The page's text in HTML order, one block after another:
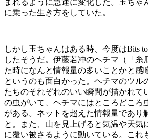
まれるように急速に変化した。玉ちゃ
に乗った生き方をしていた。
しかし玉ちゃんはある時、今度はBits
したそうだ。伊藤若冲のヘチマ（「糸
た時になんと情報量の多いことかと感
というのも面白かった。ヘチマのツル
たちのそれぞれのいい瞬間が描かれて
の虫がいて、ヘチマにはところどころ
がある。ネットを超えた情報量であり
と。また、山を見上げると気温や天気
に覆い被さるように動いている。これ